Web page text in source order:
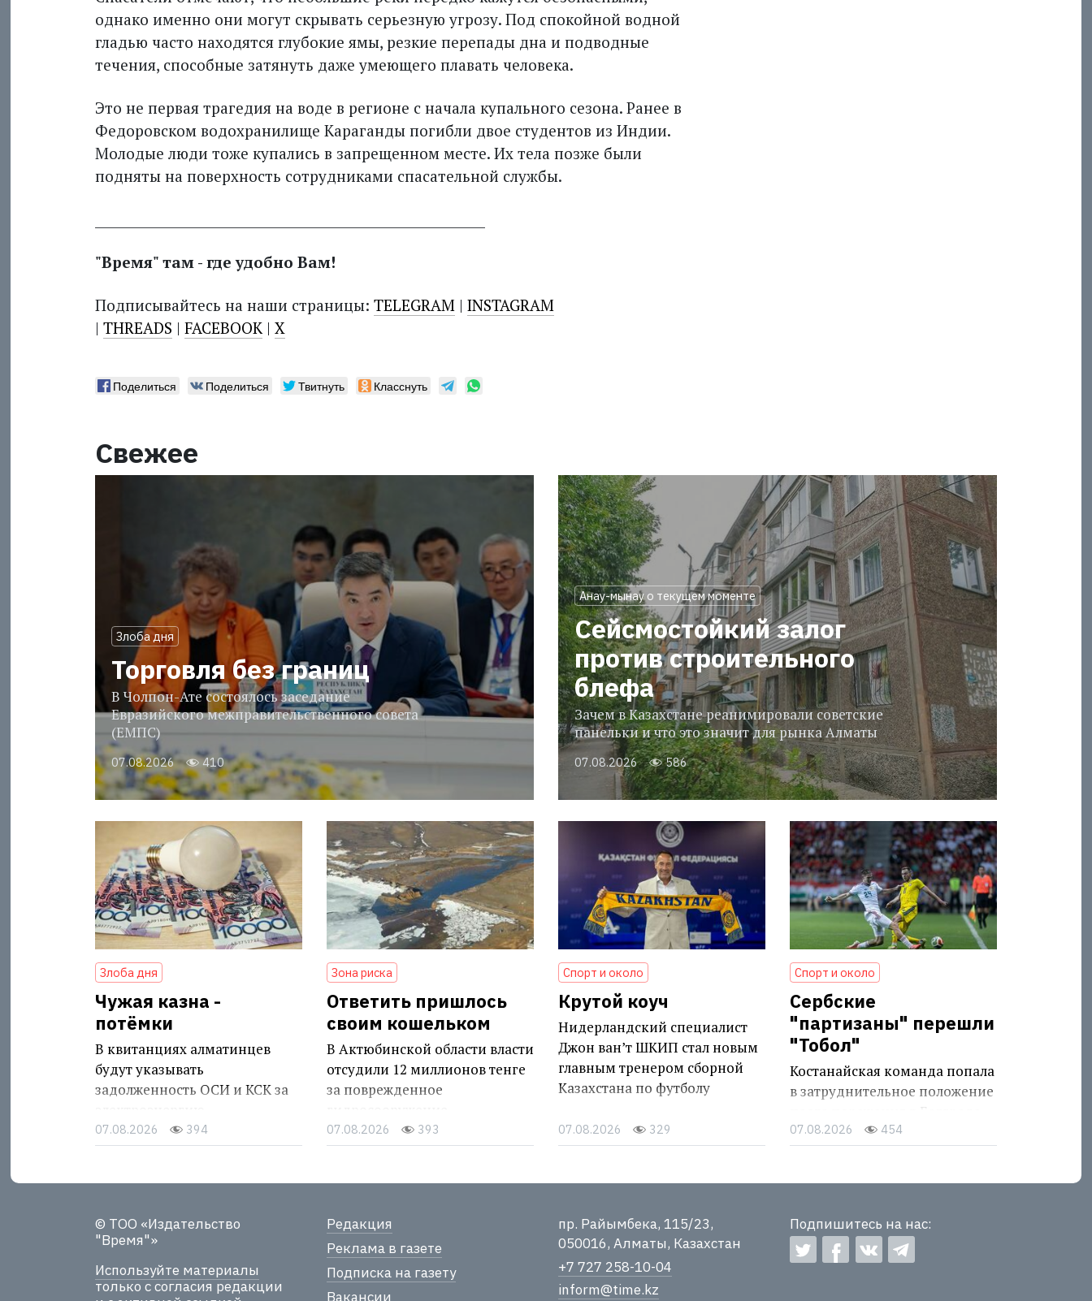
однако именно они могут скрывать серьезную угрозу. Под спокойной водной
гладью часто находятся глубокие ямы, резкие перепады дна и подводные
течения, способные затянуть даже умеющего плавать человека.
Это не первая трагедия на воде в регионе с начала купального сезона. Ранее в
Федоровском водохранилище Караганды погибли двое студентов из Индии.
Молодые люди тоже купались в запрещенном месте. Их тела позже были
подняты на поверхность сотрудниками спасательной службы.
"Время" там - где удобно Вам!
Подписывайтесь на наши страницы: TELEGRAM| INSTAGRAM
| THREADS | FACEBOOK| X
Поделиться Поделиться Твитнуть Класснуть
Свежее
Злоба дня
Торговля без границ
В Чолпон-Ате состоялось заседание
Евразийского межправительственного совета
(ЕМПС)
07.08.2026 410
Анау-мынау о текущем моменте
Сейсмостойкий залог
против строительного
блефа
Зачем в Казахстане реанимировали советские
панельки и что это значит для рынка Алматы
07.08.2026 586
Злоба дня
Чужая казна -
потёмки
В квитанциях алматинцев
будут указывать
задолженность ОСИ и КСК за
07.08.2026 394
Зона риска
Ответить пришлось
своим кошельком
В Актюбинской области власти
отсудили 12 миллионов тенге
за поврежденное
07.08.2026 393
Спорт и около
Крутой коуч
Нидерландский специалист
Джон ван’т ШКИП стал новым
главным тренером сборной
Казахстана по футболу
07.08.2026 329
Спорт и около
Сербские
"партизаны" перешли
"Тобол"
Костанайская команда попала
в затруднительное положение
после поражения в Белграде
07.08.2026 454
© ТОО «Издательство
"Время"»
Используйте материалы
только с согласия редакции
Редакция
Реклама в газете
Подписка на газету
Вакансии
пр. Райымбека, 115/23,
050016, Алматы, Казахстан
+7 727 258-10-04
inform@time.kz
Подпишитесь на нас: